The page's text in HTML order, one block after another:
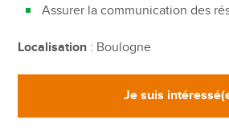
Assurer la communication des
Localisation : Boulogne
Je suis